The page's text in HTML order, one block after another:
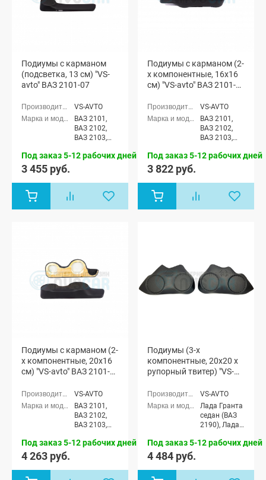
Подиумы с карманом
(подсветка, 13 см) "VS-
avto" ВАЗ 2101-07
VS-AVTO
ВАЗ 2101,
ВАЗ 2102,
ВАЗ 2103,
ВАЗ 2105,
Под заказ 5-12 рабочих дней
3 455 руб.
Подиумы с карманом (2-
х компонентные, 16x16
см) "VS-avto" ВАЗ 2101-
VS-AVTO
ВАЗ 2101,
ВАЗ 2102,
ВАЗ 2103,
ВАЗ 2105,
Под заказ 5-12 рабочих дней
3 822 руб.
Подиумы с карманом (2-
х компонентные, 20x16
см) "VS-avto" ВАЗ 2101-
VS-AVTO
ВАЗ 2101,
ВАЗ 2102,
ВАЗ 2103,
ВАЗ 2105,
Под заказ 5-12 рабочих дней
4 263 руб.
Подиумы (3-х
компонентные, 20x20 x
рупорный твитер) "VS-
VS-AVTO
Лада Гранта
седан (ВАЗ
2190), Лада
Спорт седан
лифтбек
Под заказ 5-12 рабочих дней
4 484 руб.